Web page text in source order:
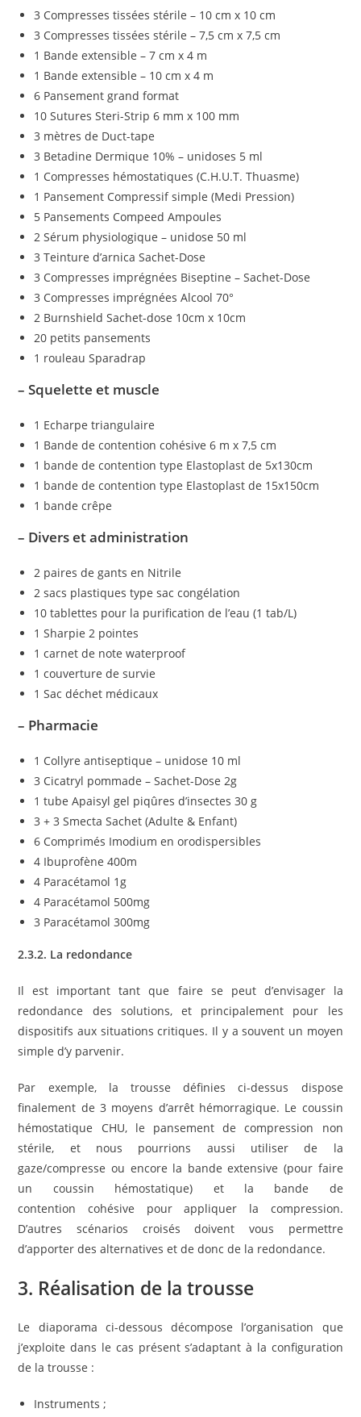
3 Compresses tissées stérile – 10 cm x 10 cm
3 Compresses tissées stérile – 7,5 cm x 7,5 cm
1 Bande extensible – 7 cm x 4 m
1 Bande extensible – 10 cm x 4 m
6 Pansement grand format
10 Sutures Steri-Strip 6 mm x 100 mm
3 mètres de Duct-tape
3 Betadine Dermique 10% – unidoses 5 ml
1 Compresses hémostatiques (C.H.U.T. Thuasme)
1 Pansement Compressif simple (Medi Pression)
5 Pansements Compeed Ampoules
2 Sérum physiologique – unidose 50 ml
3 Teinture d’arnica Sachet-Dose
3 Compresses imprégnées Biseptine – Sachet-Dose
3 Compresses imprégnées Alcool 70°
2 Burnshield Sachet-dose 10cm x 10cm
20 petits pansements
1 rouleau Sparadrap
– Squelette et muscle
1 Echarpe triangulaire
1 Bande de contention cohésive 6 m x 7,5 cm
1 bande de contention type Elastoplast de 5x130cm
1 bande de contention type Elastoplast de 15x150cm
1 bande crêpe
– Divers et administration
2 paires de gants en Nitrile
2 sacs plastiques type sac congélation
10 tablettes pour la purification de l’eau (1 tab/L)
1 Sharpie 2 pointes
1 carnet de note waterproof
1 couverture de survie
1 Sac déchet médicaux
– Pharmacie
1 Collyre antiseptique – unidose 10 ml
3 Cicatryl pommade – Sachet-Dose 2g
1 tube Apaisyl gel piqûres d’insectes 30 g
3 + 3 Smecta Sachet (Adulte & Enfant)
6 Comprimés Imodium en orodispersibles
4 Ibuprofène 400m
4 Paracétamol 1g
4 Paracétamol 500mg
3 Paracétamol 300mg
2.3.2. La redondance
Il est important tant que faire se peut d’envisager la
redondance des solutions, et principalement pour les
dispositifs aux situations critiques. Il y a souvent un moyen
simple d’y parvenir.
Par exemple, la trousse définies ci-dessus dispose
finalement de 3 moyens d’arrêt hémorragique. Le coussin
hémostatique CHU, le pansement de compression non
stérile, et nous pourrions aussi utiliser de la
gaze/compresse ou encore la bande extensive (pour faire
un coussin hémostatique) et la bande de
contention cohésive pour appliquer la compression.
D’autres scénarios croisés doivent vous permettre
d’apporter des alternatives et de donc de la redondance.
3. Réalisation de la trousse
Le diaporama ci-dessous décompose l’organisation que
j’exploite dans le cas présent s’adaptant à la configuration
de la trousse :
Instruments ;